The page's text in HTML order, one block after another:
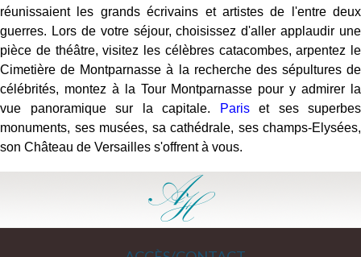
réunissaient les grands écrivains et artistes de l'entre deux
guerres. Lors de votre séjour, choisissez d'aller applaudir une
pièce de théâtre, visitez les célèbres catacombes, arpentez le
Cimetière de Montparnasse à la recherche des sépultures de
célébrités, montez à la Tour Montparnasse pour y admirer la
vue panoramique sur la capitale.
Pariset ses superbes
monuments, ses musées, sa cathédrale, ses champs-Elysées,
son Château de Versailles s'offrent à vous.